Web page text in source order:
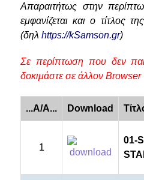
Απαραιτήτως στην
εμφανίζεται και ο τίτλος
(δηλ https://kSamson.gr)
Σε περίπτωση που δεν
δοκιμάστε σε άλλον Browser
...A/A... Download
1
01-